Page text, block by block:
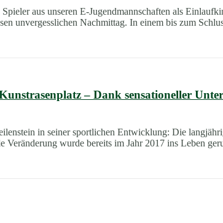
aus unseren E-Jugendmannschaften als
unvergesslichen Nachmittag. In einem bis zum
– Dank sensationeller
in seiner sportlichen Entwicklung: Die
Veränderung wurde bereits im Jahr 2017 ins Leben